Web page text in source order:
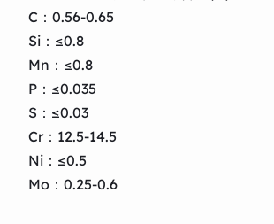
C：0.56-0.65
Si：≤0.8
Mn：≤0.8
P：≤0.035
S：≤0.03
Cr：12.5-14.5
Ni：≤0.5
Mo：0.25-0.6